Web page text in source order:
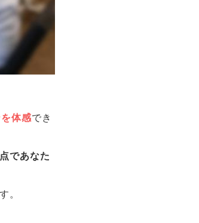
体感でき
であなた
。